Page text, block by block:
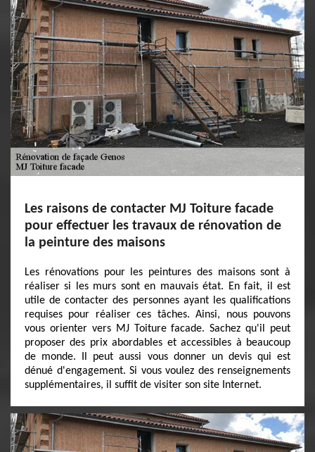
Les raisons de contacter MJ Toiture facade
pour effectuer les travaux de rénovation de
la peinture des maisons
Les rénovations pour les peintures des maisons sont à
réaliser si les murs sont en mauvais état. En fait, il est
utile de contacter des personnes ayant les qualifications
requises pour réaliser ces tâches. Ainsi, nous pouvons
vous orienter vers MJ Toiture facade. Sachez qu'il peut
proposer des prix abordables et accessibles à beaucoup
de monde. Il peut aussi vous donner un devis qui est
dénué d'engagement. Si vous voulez des renseignements
supplémentaires, il suffit de visiter son site Internet.